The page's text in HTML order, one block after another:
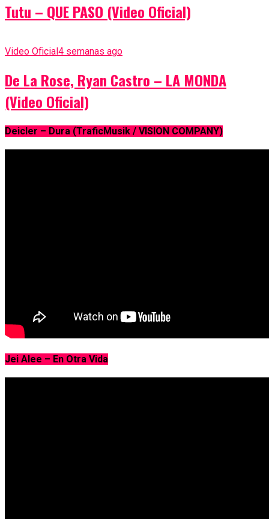
Tutu – QUE PASO (Video Oficial)
Video Oficial 4 semanas ago
De La Rose, Ryan Castro – LA MONDA
(Video Oficial)
Deicler – Dura (TraficMusik / VISION COMPANY)
Jei Alee – En Otra Vida